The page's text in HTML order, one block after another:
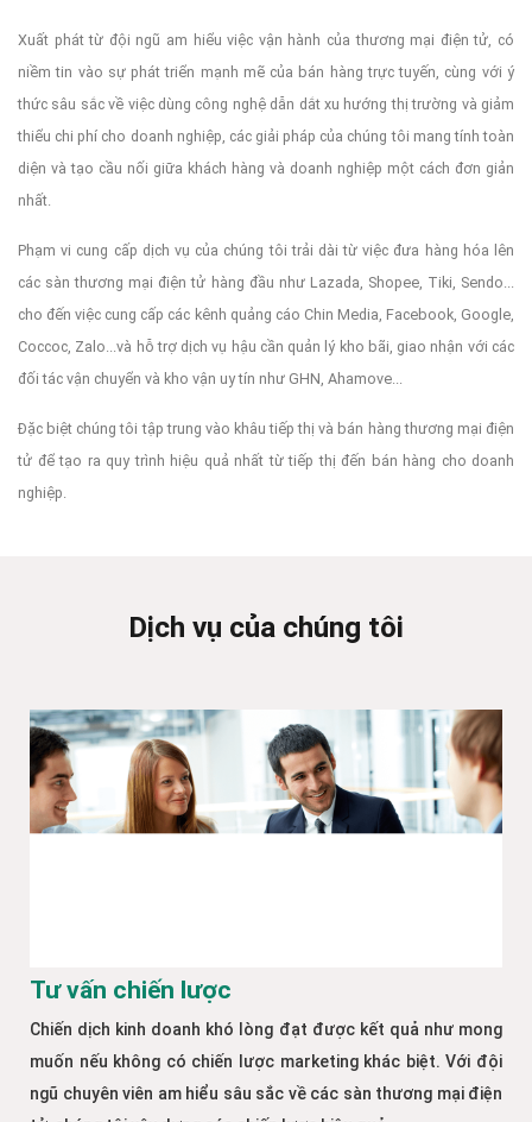
Xuất phát từ đội ngũ am hiểu việc vận hành của thương mại điện tử, có
niềm tin vào sự phát triển mạnh mẽ của bán hàng trực tuyến, cùng với ý
thức sâu sắc về việc dùng công nghệ dẫn dắt xu hướng thị trường và giảm
thiểu chi phí cho doanh nghiệp, các giải pháp của chúng tôi mang tính toàn
diện và tạo cầu nối giữa khách hàng và doanh nghiệp một cách đơn giản
nhất.
Phạm vi cung cấp dịch vụ của chúng tôi trải dài từ việc đưa hàng hóa lên
các sàn thương mại điện tử hàng đầu như Lazada, Shopee, Tiki, Sendo...
cho đến việc cung cấp các kênh quảng cáo Chin Media, Facebook, Google,
Coccoc, Zalo...và hỗ trợ dịch vụ hậu cần quản lý kho bãi, giao nhận với các
đối tác vận chuyển và kho vận uy tín như GHN, Ahamove...
Đặc biệt chúng tôi tập trung vào khâu tiếp thị và bán hàng thương mại điện
tử để tạo ra quy trình hiệu quả nhất từ tiếp thị đến bán hàng cho doanh
nghiệp.
Dịch vụ của chúng tôi
Tư vấn chiến lược
Chiến dịch kinh doanh khó lòng đạt được kết quả như mong
muốn nếu không có chiến lược marketing khác biệt. Với đội
ngũ chuyên viên am hiểu sâu sắc về các sàn thương mại điện